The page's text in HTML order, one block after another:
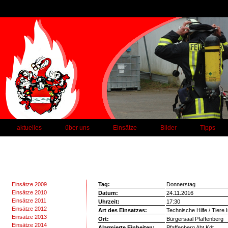
aktuelles über uns Einsätze Bilder Tipps
Einsätze 2009
Einsätze 2010
Einsätze 2011
Einsätze 2012
Einsätze 2013
Einsätze 2014
Tag:
Donnerstag
Datum:
24.11.2016
Uhrzeit:
17:30
Art des Einsatzes:
Technische Hilfe / Tiere
Ort:
Bürgersaal Pfaffenberg